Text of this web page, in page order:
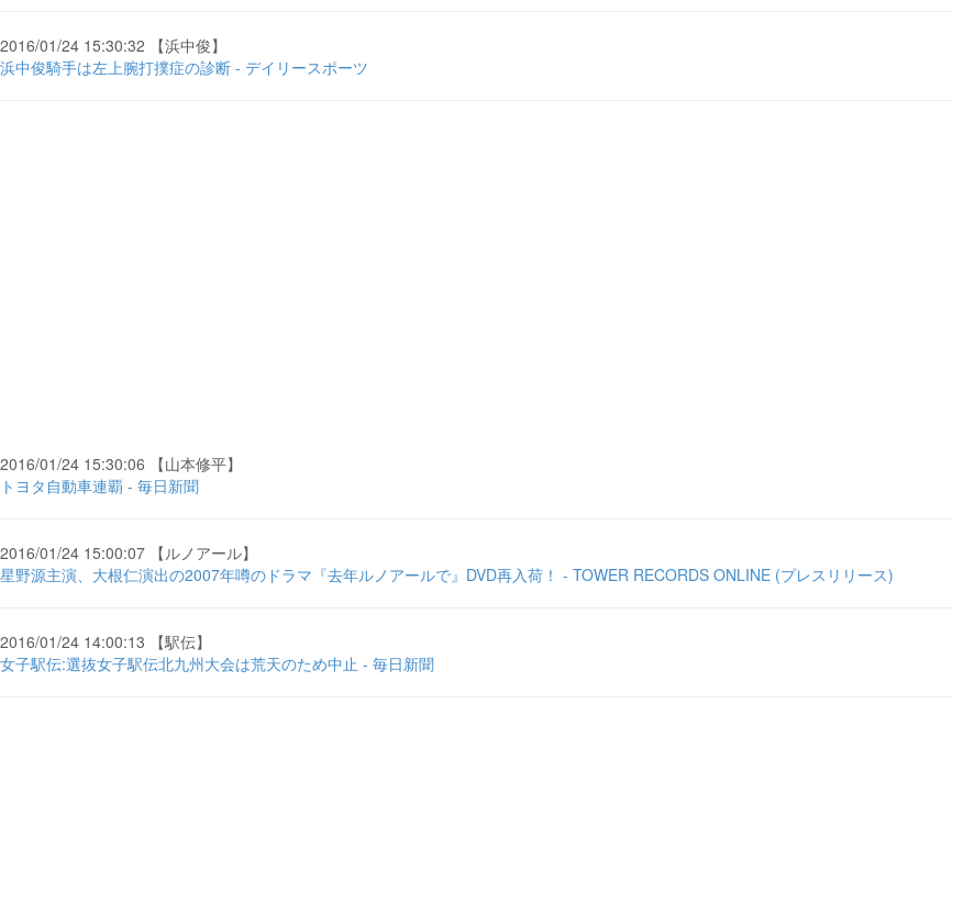
2016/01/24 15:30:32 【浜中俊】
浜中俊騎手は左上腕打撲症の診断 - デイリースポーツ
2016/01/24 15:30:06 【山本修平】
トヨタ自動車連覇 - 毎日新聞
2016/01/24 15:00:07 【ルノアール】
星野源主演、大根仁演出の2007年噂のドラマ『去年ルノアールで』DVD再入荷！ - TOWER RECORDS ONLINE (プレスリリース)
2016/01/24 14:00:13 【駅伝】
女子駅伝:選抜女子駅伝北九州大会は荒天のため中止 - 毎日新聞